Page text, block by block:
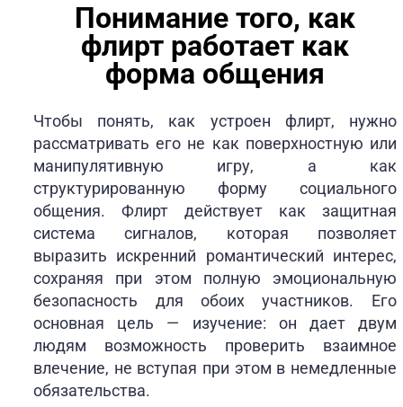
Понимание того, как
флирт работает как
форма общения
Чтобы понять, как устроен флирт, нужно
рассматривать его не как поверхностную или
манипулятивную игру, а как
структурированную форму социального
общения. Флирт действует как защитная
система сигналов, которая позволяет
выразить искренний романтический интерес,
сохраняя при этом полную эмоциональную
безопасность для обоих участников. Его
основная цель — изучение: он дает двум
людям возможность проверить взаимное
влечение, не вступая при этом в немедленные
обязательства.